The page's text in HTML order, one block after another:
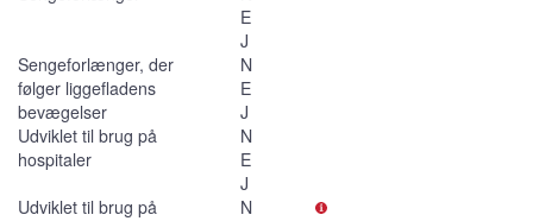
E
J
Sengeforlænger, der
følger liggefladens
bevægelser
N
E
J
Udviklet til brug på
hospitaler
N
E
J
Udviklet til brug på
N